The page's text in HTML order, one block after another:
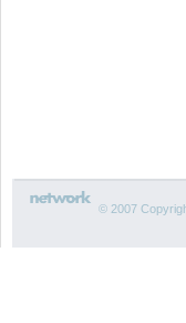
© 2007